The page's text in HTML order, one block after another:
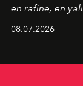
en rafine, en
08.07.2026